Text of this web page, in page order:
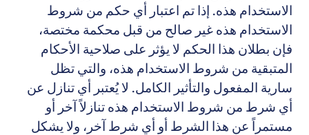
الاستخدام هذه. إذا تم اعتبار أي حكم من شروط
الاستخدام هذه غير صالح من قبل محكمة مختصة،
فإن بطلان هذا الحكم لا يؤثر على صلاحية الأحكام
المتبقية من شروط الاستخدام هذه، والتي تظل
سارية المفعول والتأثير الكامل. لا يُعتبر أي تنازل عن
أي شرط من شروط الاستخدام هذه تنازلاً آخر أو
مستمراً عن هذا الشرط أو أي شرط آخر، ولا يشكل